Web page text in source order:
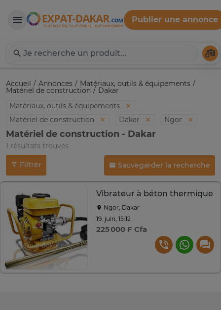
Expat-Dakar
Publier une annonce
Accueil Annonces Matériaux, outils & équipements
Matériel de construction
Dakar
Matériaux, outils & équipements
Matériel de construction
Dakar Ngor
Matériel de construction - Dakar
1 résultats trouvés
Filtrer Sauvegarder la recherche
Vibrateur à béton thermique
Ngor, Dakar
19. juin, 15:12
225 000 F Cfa